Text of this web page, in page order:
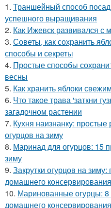
1. Траншейный способ
успешного выращивания
2. Как Ижевск развивался с
3. Советы, как сохранить
способы и секреты
4. Простые способы
весны
5. Как хранить яблоки
6. Что такое трава 'заткни
загадочном растении
7. Кухня наизнанку:
огурцов на зиму
8. Маринад для огурцов: 15
зиму
9. Закрутки огурцов на
домашнего консервирования
10. Маринованные огурцы:
домашнего консервирования